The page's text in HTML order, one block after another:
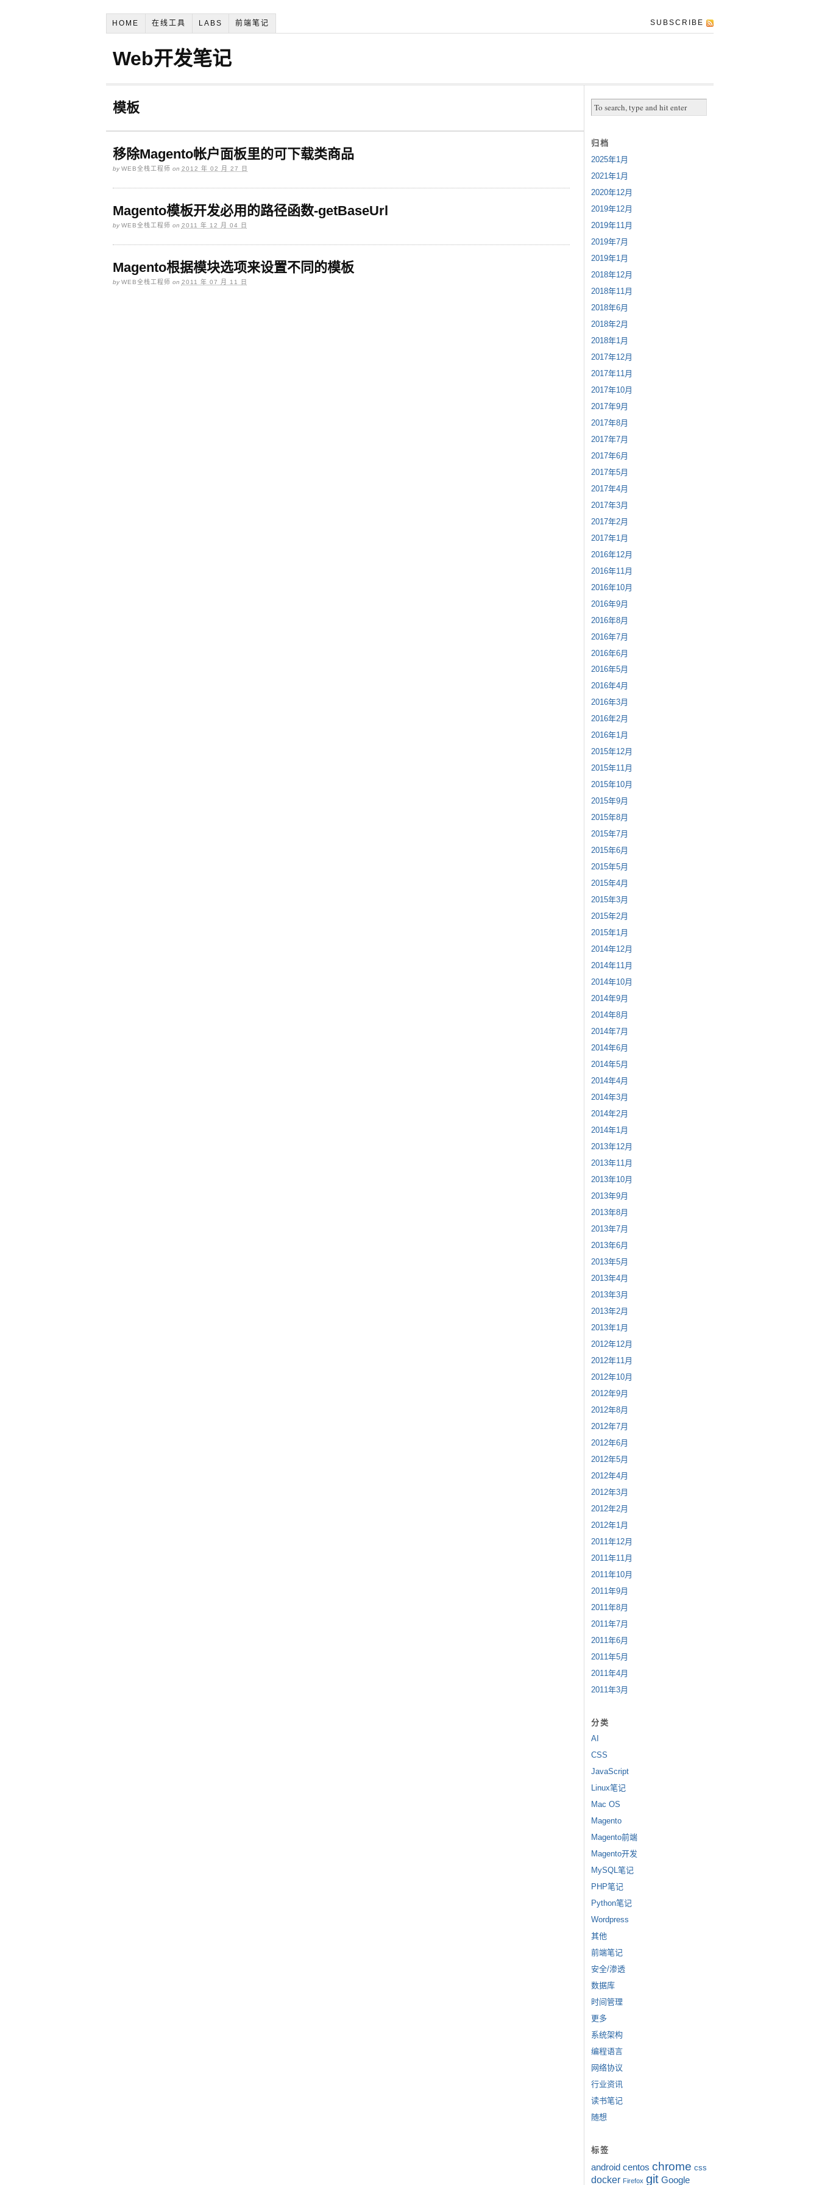
HOME 在线工具 LABS 前端笔记 SUBSCRIBE
Web开发笔记
模板
移除Magento帐户面板里的可下载类商品
byWEB全栈工程师 on 2012 年 02 月 27 日
Magento模板开发必用的路径函数-getBaseUrl
byWEB全栈工程师 on 2011 年 12 月 04 日
Magento根据模块选项来设置不同的模板
byWEB全栈工程师 on 2011 年 07 月 11 日
归档
2025年1月
2021年1月
2020年12月
2019年12月
2019年11月
2019年7月
2019年1月
2018年12月
2018年11月
2018年6月
2018年2月
2018年1月
2017年12月
2017年11月
2017年10月
2017年9月
2017年8月
2017年7月
2017年6月
2017年5月
2017年4月
2017年3月
2017年2月
2017年1月
2016年12月
2016年11月
2016年10月
2016年9月
2016年8月
2016年7月
2016年6月
2016年5月
2016年4月
2016年3月
2016年2月
2016年1月
2015年12月
2015年11月
2015年10月
2015年9月
2015年8月
2015年7月
2015年6月
2015年5月
2015年4月
2015年3月
2015年2月
2015年1月
2014年12月
2014年11月
2014年10月
2014年9月
2014年8月
2014年7月
2014年6月
2014年5月
2014年4月
2014年3月
2014年2月
2014年1月
2013年12月
2013年11月
2013年10月
2013年9月
2013年8月
2013年7月
2013年6月
2013年5月
2013年4月
2013年3月
2013年2月
2013年1月
2012年12月
2012年11月
2012年10月
2012年9月
2012年8月
2012年7月
2012年6月
2012年5月
2012年4月
2012年3月
2012年2月
2012年1月
2011年12月
2011年11月
2011年10月
2011年9月
2011年8月
2011年7月
2011年6月
2011年5月
2011年4月
2011年3月
分类
AI
CSS
JavaScript
Linux笔记
Mac OS
Magento
Magento前端
Magento开发
MySQL笔记
PHP笔记
Python笔记
Wordpress
其他
前端笔记
安全/渗透
数据库
时间管理
更多
系统架构
编程语言
网络协议
行业资讯
读书笔记
随想
标签
android centos chrome css
docker Firefox git Google